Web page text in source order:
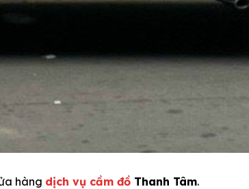
hàng dịch vụ cầm đồ Thanh Tâm.